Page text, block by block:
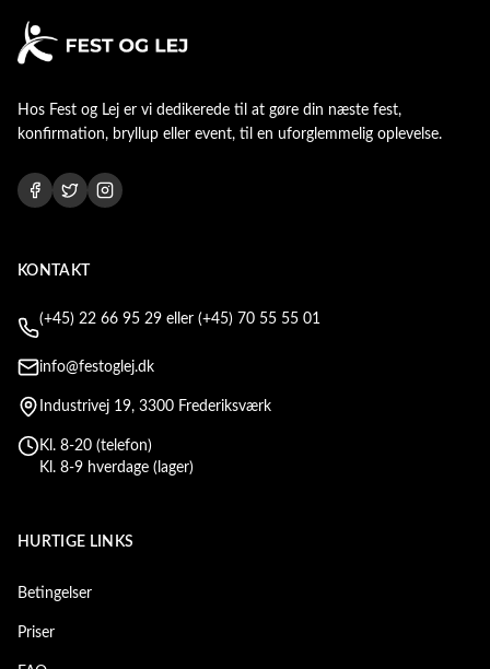
Hos Fest og Lej er vi dedikerede til at gøre din næste fest,
konfirmation, bryllup eller event, til en uforglemmelig oplevelse.
KONTAKT
(+45) 22 66 95 29 eller (+45) 70 55 55 01
info@festoglej.dk
Industrivej 19, 3300 Frederiksværk
Kl. 8-20 (telefon)
Kl. 8-9 hverdage (lager)
HURTIGE LINKS
Betingelser
Priser